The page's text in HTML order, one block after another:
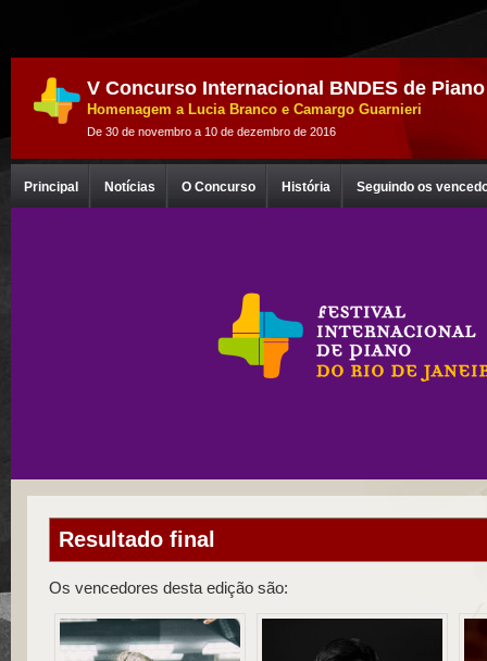
V Concurso Internacional BNDES de Piano
Homenagem a Lucia Branco e Camargo Guarnieri
De 30 de novembro a 10 de dezembro de 2016
Principal Notícias O Concurso História Seguindo os
Resultado final
Os vencedores desta edição são: